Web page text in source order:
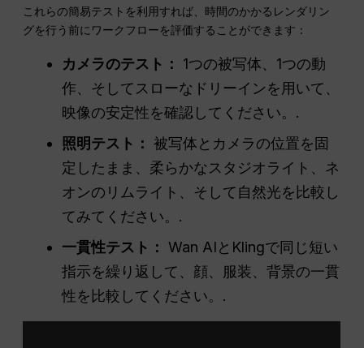
これらの簡易テストを利用すれば、時間のかかるレンダリン
グを行う前にワークフローを評価することができます：
カメラのテスト：
1つの被写体、1つの動
作、そしてスローなドリーインを用いて、
映像の安定性を確認してください。.
照明テスト： 被写体とカメラの位置を固
定したまま、柔らかなスタジオライト、ネ
オンのリムライト、そして自然光を比較し
てみてください。.
一貫性テスト： Wan AIとKlingで同じ短い
指示を繰り返して、顔、服装、背景の一貫
性を比較してください。.